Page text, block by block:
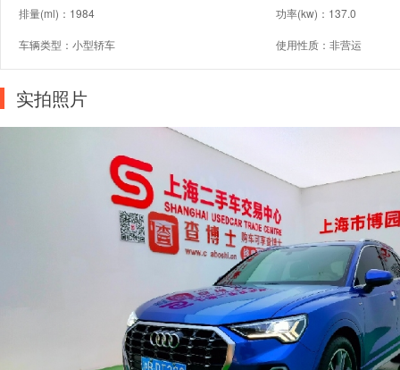
排量(ml)：1984 功率(kw)：137.0
车辆类型：小型轿车 使用性质：非营运
实拍照片